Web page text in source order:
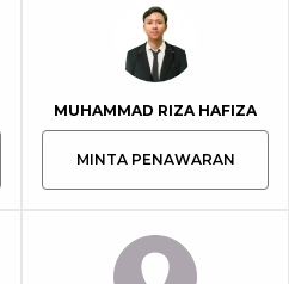
MUHAMMAD RIZA HAFIZA
MINTA PENAWARAN